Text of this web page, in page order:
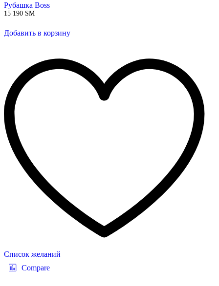
Рубашка Boss
15 190 ЅМ
Добавить в корзину
Список желаний
Compare